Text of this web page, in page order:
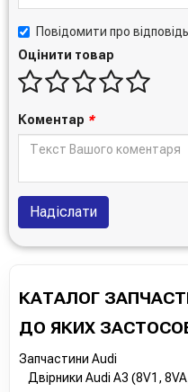
Повідомити про відповідь
Оцінити товар
Коментар *
Надіслати
КАТАЛОГ
ДО ЯКИХ
Запчастини Audi
Двірники Audi A3 (8V1,